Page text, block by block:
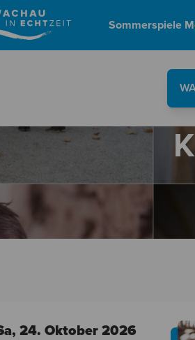
Sommerspiele
24. Oktober 2026